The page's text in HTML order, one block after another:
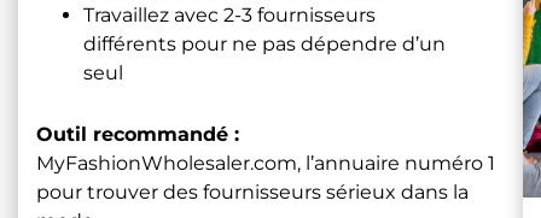
Travaillez avec 2-3 fournisseurs
différents pour ne pas dépendre d’un
seul
Outil recommandé :
MyFashionWholesaler.com, l’annuaire numéro 1
pour trouver des fournisseurs sérieux dans la